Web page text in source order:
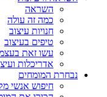
השראה
כמה זה עולה
חנויות עיצוב
טיפים בעיצוב
עשו זאת
אדריכלות
נבחרת המומחים
חיפוש אנשי